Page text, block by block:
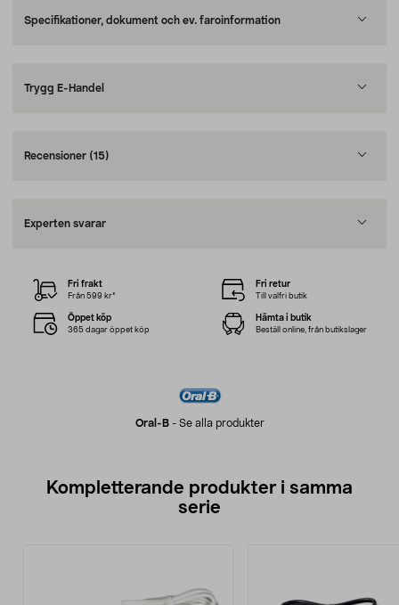
Specifikationer, dokument och ev. faroinformation
Trygg E-Handel
Recensioner (15)
Experten svarar
Oral-B- Se alla produkter
Fri frakt
Från 599 kr*
Fri retur
Till valfri butik
Öppet köp
365 dagar öppet köp
Hämta i butik
Beställ online, från butikslager
Kompletterande produkter i samma
serie